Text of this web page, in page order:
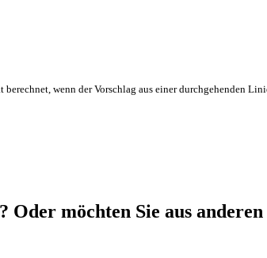
wenn der Vorschlag aus einer durchgehenden
Oder möchten Sie aus